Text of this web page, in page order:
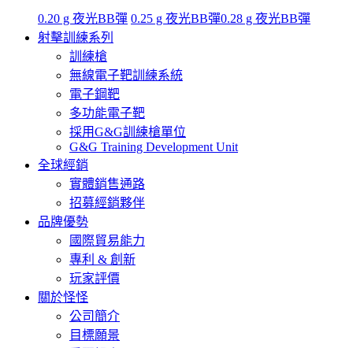
0.20 g 夜光BB彈 0.25 g 夜光BB彈0.28 g 夜光BB彈
射擊訓練系列
訓練槍
無線電子靶訓練系統
電子鋼靶
多功能電子靶
採用G&G訓練槍單位
G&G Training Development Unit
全球經銷
實體銷售通路
招募經銷夥伴
品牌優勢
國際貿易能力
專利 & 創新
玩家評價
關於怪怪
公司簡介
目標願景